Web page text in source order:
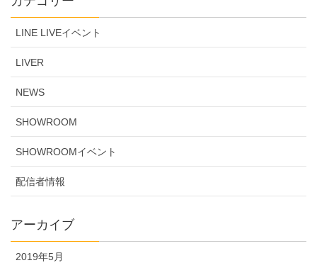
LINE LIVEイベント
LIVER
NEWS
SHOWROOM
SHOWROOMイベント
配信者情報
アーカイブ
2019年5月